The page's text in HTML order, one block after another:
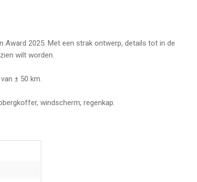
Award 2025. Met een strak ontwerp, details tot in de
wilt worden.
± 50 km.
windscherm, regenkap.